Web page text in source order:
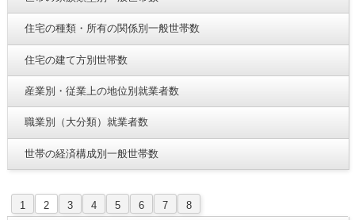
住宅の種類・所有の関係別一般世帯数
住宅の建て方別世帯数
産業別・従業上の地位別就業者数
職業別（大分類）就業者数
世帯の経済構成別一般世帯数
1 2 3 4 5 6 7
8